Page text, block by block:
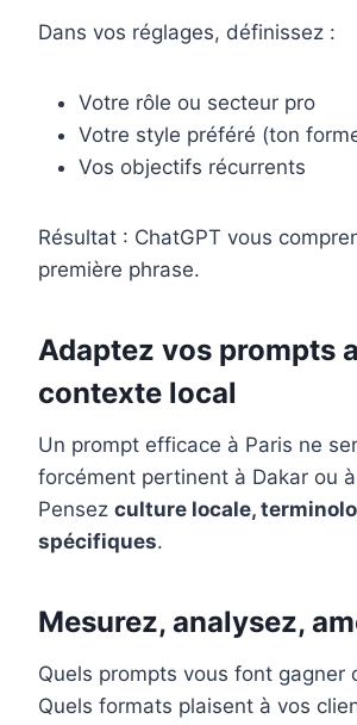
Dans vos réglages, définissez :
Votre rôle ou secteur pro
Votre style préféré (ton
Vos objectifs récurrents
Résultat : ChatGPT vous
première phrase.
Adaptez vos prompts
contexte local
Un prompt efficace à Paris ne
forcément pertinent à Dakar ou
Pensez culture locale,
spécifiques.
Mesurez, analysez,
Quels prompts vous font gagner
Quels formats plaisent à vos